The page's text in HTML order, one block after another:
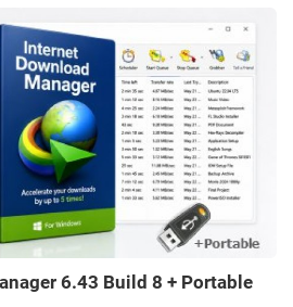
6.43 Build 8 + Portable